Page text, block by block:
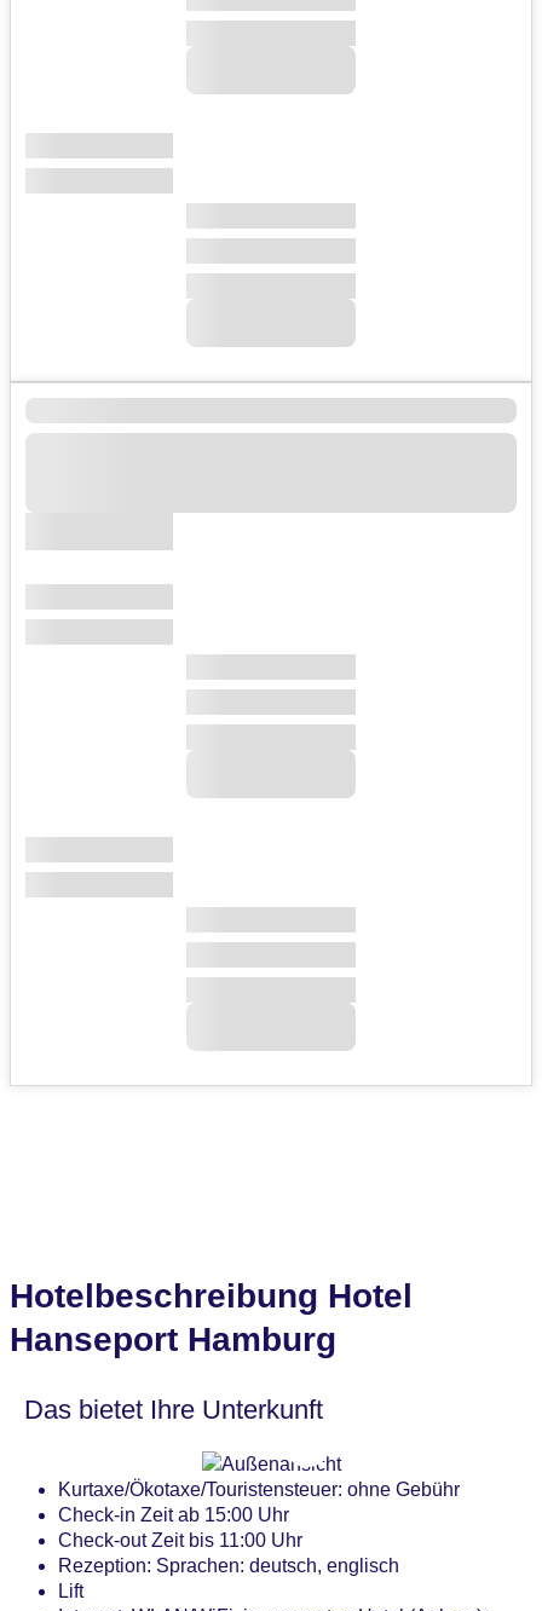
Hotelbeschreibung Hotel
Hanseport Hamburg
Das bietet Ihre Unterkunft
Kurtaxe/Ökotaxe/Touristensteuer: ohne Gebühr
Check-in Zeit ab 15:00 Uhr
Check-out Zeit bis 11:00 Uhr
Rezeption: Sprachen: deutsch, englisch
Lift